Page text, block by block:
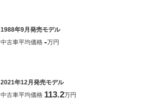
1988年9月発売モデル
中古車平均価格 -万円
2021年12月発売モデル
中古車平均価格 113.2万円